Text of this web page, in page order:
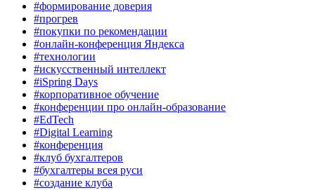
#формирование доверия
#прогрев
#покупки по рекомендации
#онлайн-конференция Яндекса
#технологии
#искусственный интеллект
#iSpring Days
#корпоративное обучение
#конференции про онлайн-образование
#EdTech
#Digital Learning
#конференция
#клуб бухгалтеров
#бухгалтеры всея руси
#создание клуба